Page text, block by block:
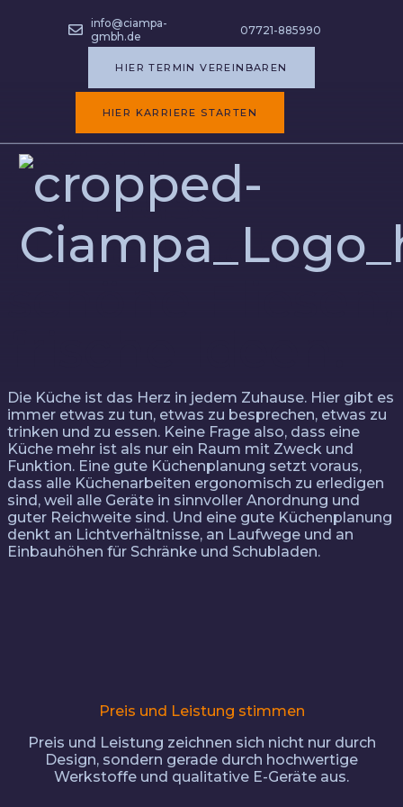
info@ciampa-
gmbh.de
07721-885990
HIER TERMIN VEREINBAREN
HIER KARRIERE STARTEN
Das Herz in
jedem
Zuhause
Neue Küche,
Die Küche ist das Herz in jedem Zuhause. Hier gibt es
immer etwas zu tun, etwas zu besprechen, etwas zu
trinken und zu essen. Keine Frage also, dass eine
Küche mehr ist als nur ein Raum mit Zweck und
Funktion. Eine gute Küchenplanung setzt voraus,
dass alle Küchenarbeiten ergonomisch zu erledigen
sind, weil alle Geräte in sinnvoller Anordnung und
guter Reichweite sind. Und eine gute Küchenplanung
denkt an Lichtverhältnisse, an Laufwege und an
Einbauhöhen für Schränke und Schubladen.
Preis und Leistung stimmen
Preis und Leistung zeichnen sich nicht nur durch
Design, sondern gerade durch hochwertige
Werkstoffe und qualitative E-Geräte aus.